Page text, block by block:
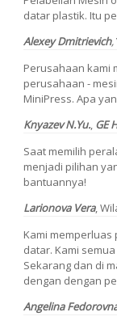
datar plastik. Itu
Alexey Dmitrievich,
Perusahaan kami
perusahaan -
MiniPress. Apa
Knyazev N.Yu., GE
Saat memilih
menjadi pilihan
bantuannya!
Larionova Vera,
Kami
datar. Kami
Sekarang dan di
dengan dengan
Angelina